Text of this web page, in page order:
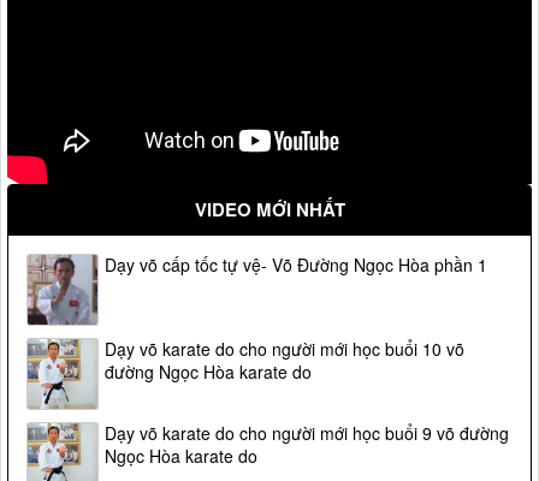
VIDEO MỚI NHẤT
Dạy võ cấp tốc tự vệ- Võ Đường Ngọc Hòa phần 1
Dạy võ karate do cho người mới học buổi 10 võ
đường Ngọc Hòa karate do
Dạy võ karate do cho người mới học buổi 9 võ đường
Ngọc Hòa karate do